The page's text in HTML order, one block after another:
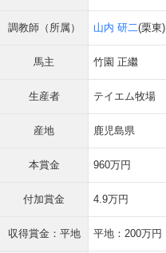
調教師（所属） 山内 研二(栗東)
馬主 竹園 正繼
生産者 テイエム牧場
産地 鹿児島県
本賞金 960万円
付加賞金 4.9万円
収得賞金：平地 平地：200万円